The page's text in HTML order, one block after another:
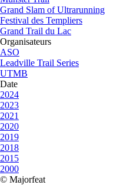
Grand Slam of Ultrarunning
Festival des Templiers
Grand Trail du Lac
Organisateurs
ASO
Leadville Trail Series
UTMB
Date
2024
2023
2021
2020
2019
2018
2015
2000
© Majorfeat